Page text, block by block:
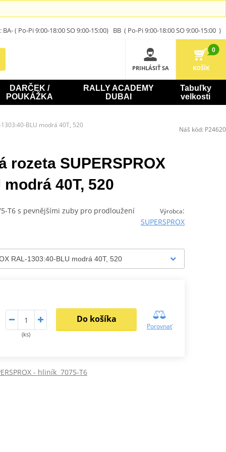
( Po-Pi 9:00-18:00 SO 9:00-15:00) BB ( Po-Pi 9:00-18:00 SO 9:00-15:00 )
PRIHLÁSIŤ SA
0
KOŠÍK
DARČEK /
POUKÁŽKA
RALLY ACADEMY
DUBAI
Tabuľky
velkosti
1303:40-BLU modrá 40T, 520
rozeta SUPERSPROX
40T, 520
Výrobca:
SUPERSPROX
T6 s pevnějšími zuby pro prodloužení
(ks)
Do košíka
Porovnať
- hliník 7075-T6
Náš kód: P24620